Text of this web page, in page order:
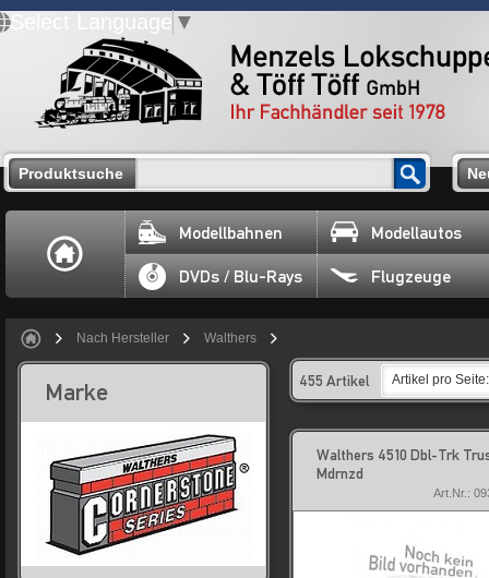
Select Language ▼
Produktsuche
Modellbahnen Modellautos
DVDs / Blu-Rays Flugzeuge
Nach Hersteller Walthers
Marke 455 Artikel Artikel pro Seite:
Walthers 4510 Dbl-Trk
Mdrnzd
Art.Nr.: